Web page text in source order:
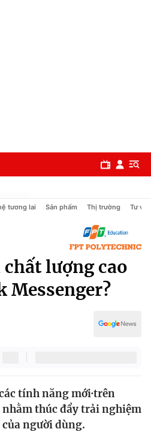
tương lai Sản phẩm Thị trường Tư vấn
lượng cao
Messenger?
tính năng mới·trên
nhằm thúc đẩy trải nghiệm
người dùng.